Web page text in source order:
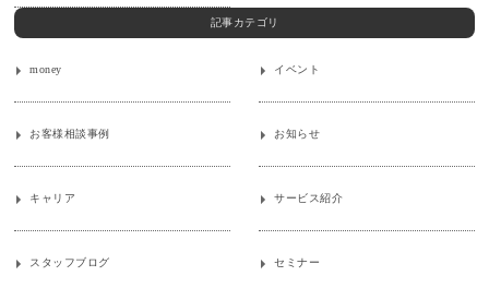
記事カテゴリ
money イベント
お客様相談事例 お知らせ
キャリア サービス紹介
スタッフブログ セミナー